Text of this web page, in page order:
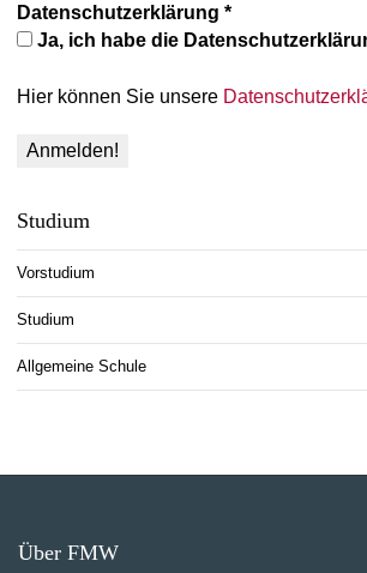
Datenschutzerklärung *
Ja, ich habe die
Hier können Sie unsere
Studium
Vorstudium
Studium
Allgemeine Schule
Über FMW